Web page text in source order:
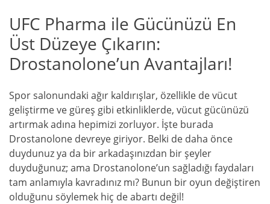
UFC Pharma ile Gücünüzü En
Üst Düzeye Çıkarın:
Drostanolone’un Avantajları!
Spor salonundaki ağır kaldırışlar, özellikle de vücut
geliştirme ve güreş gibi etkinliklerde, vücut gücünüzü
artırmak adına hepimizi zorluyor. İşte burada
Drostanolone devreye giriyor. Belki de daha önce
duydunuz ya da bir arkadaşınızdan bir şeyler
duyduğunuz; ama Drostanolone’un sağladığı faydaları
tam anlamıyla kavradınız mı? Bunun bir oyun değiştiren
olduğunu söylemek hiç de abartı değil!